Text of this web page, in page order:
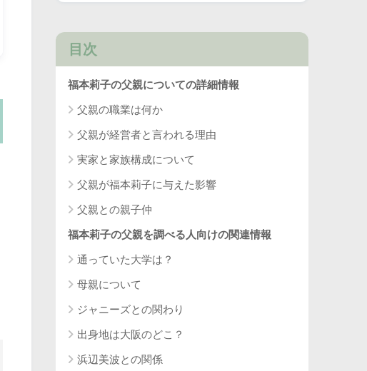
目次
福本莉子の父親についての詳細情報
父親の職業は何か
父親が経営者と言われる理由
実家と家族構成について
父親が福本莉子に与えた影響
父親との親子仲
福本莉子の父親を調べる人向けの関連情報
通っていた大学は？
母親について
ジャニーズとの関わり
出身地は大阪のどこ？
浜辺美波との関係